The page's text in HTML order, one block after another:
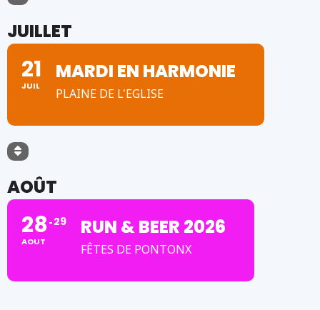
JUILLET
21
JUIL
MARDI EN HARMONIE
PLAINE DE L'EGLISE
AOÛT
28
AOUT
29 RUN & BEER 2026
FÊTES DE PONTONX